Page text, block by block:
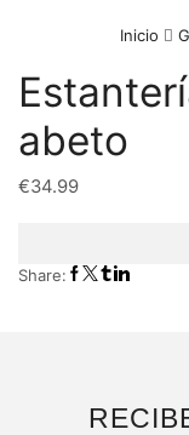
Inicio
abeto
€34.99
Share: